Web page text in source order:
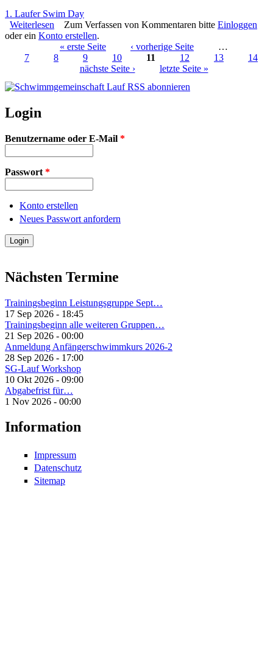
1. Laufer Swim Day
Weiterlesen über 1. Laufer Swim Day - lasst uns zusammen
Schwimmen
Zum Verfassen von Kommentaren bitte Einloggen
oder ein Konto erstellen.
Seiten
« erste Seite ‹ vorherige Seite
…
7
8 9 10 11 12 13
14
nächste Seite ›
letzte Seite »
Login
Benutzername oder E-Mail *
Passwort *
Konto erstellen
Neues Passwort anfordern
Nächsten Termine
Trainingsbeginn Leistungsgruppe Sept…
17 Sep 2026 - 18:45
Trainingsbeginn alle weiteren Gruppen…
21 Sep 2026 - 00:00
Anmeldung Anfängerschwimmkurs 2026-2
28 Sep 2026 - 17:00
SG-Lauf Workshop
10 Okt 2026 - 09:00
Abgabefrist für…
1 Nov 2026 - 00:00
Information
Impressum
Datenschutz
Sitemap